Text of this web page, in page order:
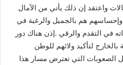
واعتقد إن ذلك يأتي من الآمال
وإحساسهم هم بالجميل والرغبة في
في التقدم والرقي .إذن هناك دور
لتأكيد ولائهم للوطن
الصعوبات التي تعترض مسار هذا